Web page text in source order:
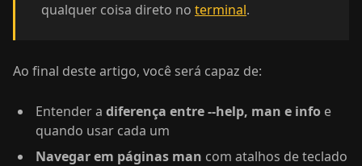
qualquer coisa direto no terminal.
Ao final deste artigo, você será capaz de:
Entender a diferença entre --help, man e info e
quando usar cada um
Navegar em páginas man com atalhos de teclado